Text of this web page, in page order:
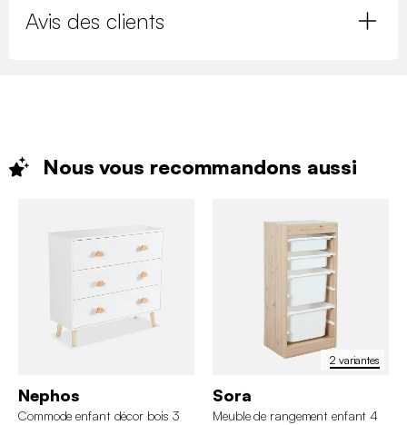
Avis des clients
Nous vous recommandons aussi
Nephos
Commode enfant décor bois 3
2 variantes
Sora
Meuble de rangement enfant 4